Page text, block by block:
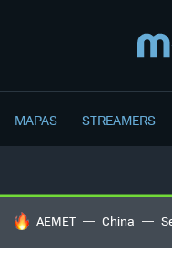
MAPAS STREAMERS
HOY SE HABLA DE
AEMET China